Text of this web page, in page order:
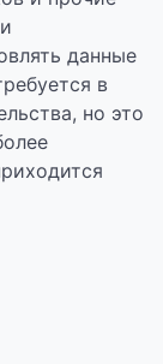
данные
в
но это